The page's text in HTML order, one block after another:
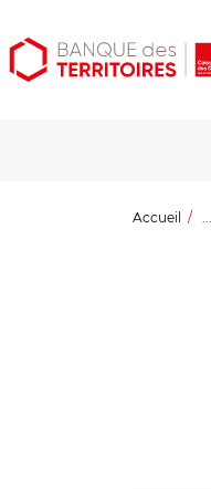
Aller
au
Aller
au
Ouvrir
les
Accueil ...